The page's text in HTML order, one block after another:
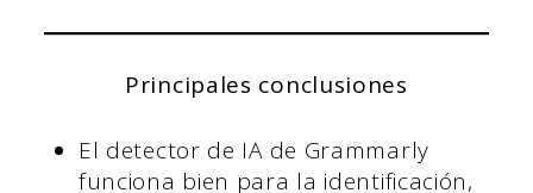
Principales conclusiones
El detector de IA de Grammarly
funciona bien para la identificación,